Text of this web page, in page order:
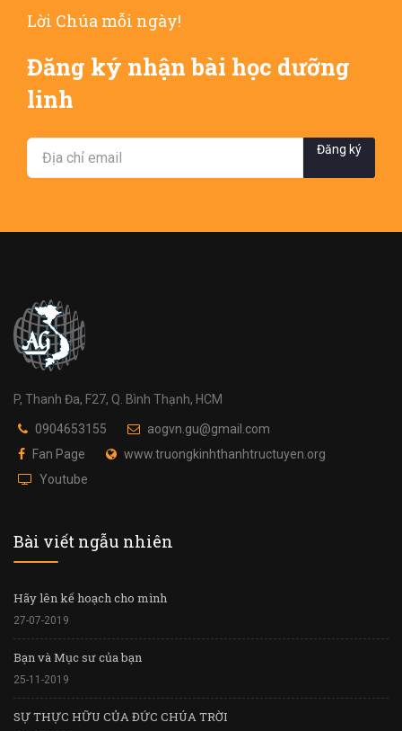
Lời Chúa mỗi ngày!
Đăng ký nhận bài học dưỡng
linh
Đăng ký
P, Thanh Đa, F27, Q. Bình Thạnh, HCM
0904653155
aogvn.gu@gmail.com
Fan Page
www.truongkinhthanhtructuyen.org
Youtube
Bài viết ngẫu nhiên
Hãy lên kế hoạch cho mình
27-07-2019
Bạn và Mục sư của bạn
25-11-2019
SỰ THỰC HỮU CỦA ĐỨC CHÚA TRỜI